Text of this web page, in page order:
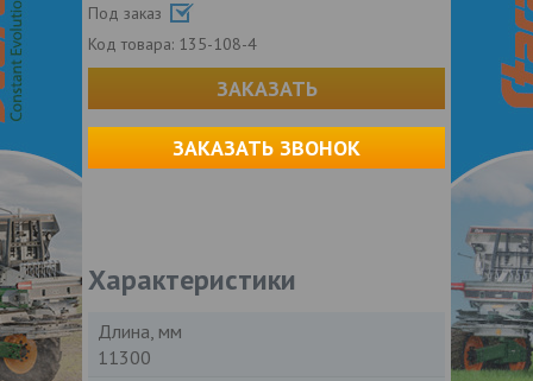
Под заказ
Код товара: 135-108-4
ЗАКАЗАТЬ
ЗАКАЗАТЬ ЗВОНОК
Характеристики
Длина, мм
11300